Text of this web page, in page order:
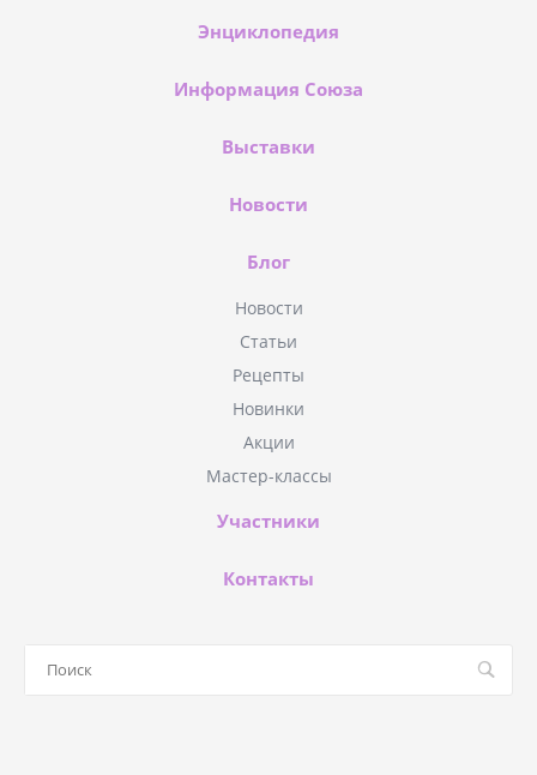
Энциклопедия
Информация Союза
Выставки
Новости
Блог
Новости
Статьи
Рецепты
Новинки
Акции
Мастер-классы
Участники
Контакты